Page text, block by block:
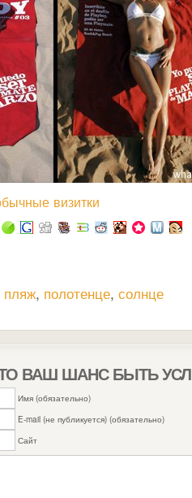
визитки
пляж, полотенце, солнце
ВАШ ШАНС БЫТЬ
Имя (обязательно)
E-mail (не публикуется) (обязательно)
Сайт